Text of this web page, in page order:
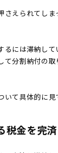
さえられてしま
るには滞納し
て分割納付の
いて具体的に見
税金を完